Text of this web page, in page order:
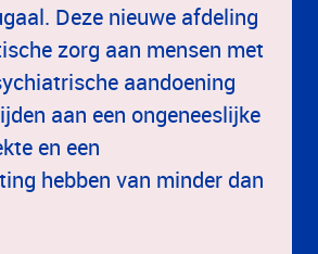
Deze nieuwe afdeling
zorg aan mensen met
aandoening
aan een ongeneeslijke
en een
hebben van minder dan